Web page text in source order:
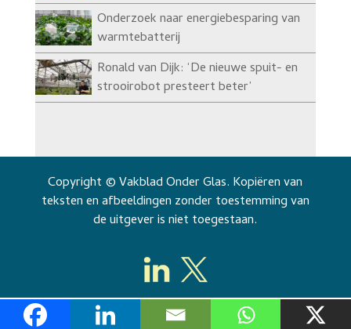
Onderzoek naar energiebesparing van
warmtebatterij
Ronald van Dijk: ‘De nieuwe spuit- en
strooirobot presteert beter’
Copyright © Vakblad Onder Glas. Kopiëren van
teksten en afbeeldingen zonder toestemming van
de uitgever is niet toegestaan.